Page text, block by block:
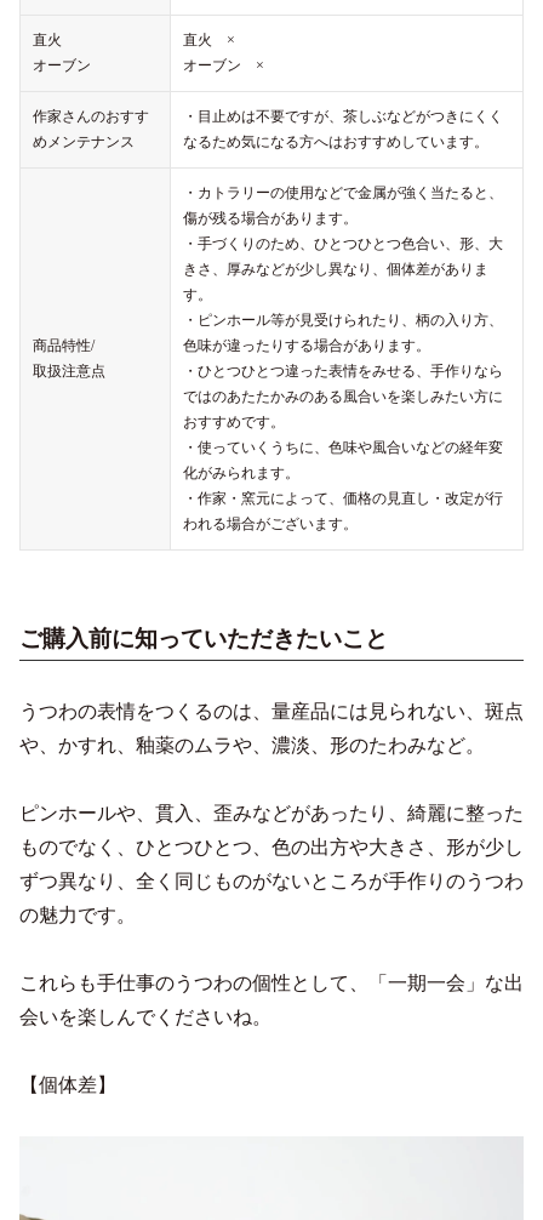
直火
オーブン
直火 ×
オーブン ×
作家さんのおすす
めメンテナンス
・目止めは不要ですが、茶しぶなどがつきにくく
なるため気になる方へはおすすめしています。
商品特性/
取扱注意点
・カトラリーの使用などで金属が強く当たると、
傷が残る場合があります。
・手づくりのため、ひとつひとつ色合い、形、大
きさ、厚みなどが少し異なり、個体差がありま
す。
・ピンホール等が見受けられたり、柄の入り方、
色味が違ったりする場合があります。
・ひとつひとつ違った表情をみせる、手作りなら
ではのあたたかみのある風合いを楽しみたい方に
おすすめです。
・使っていくうちに、色味や風合いなどの経年変
化がみられます。
・作家・窯元によって、価格の見直し・改定が行
われる場合がございます。
ご購入前に知っていただきたいこと
うつわの表情をつくるのは、量産品には見られない、斑点
や、かすれ、釉薬のムラや、濃淡、形のたわみなど。
ピンホールや、貫入、歪みなどがあったり、綺麗に整った
ものでなく、ひとつひとつ、色の出方や大きさ、形が少し
ずつ異なり、全く同じものがないところが手作りのうつわ
の魅力です。
これらも手仕事のうつわの個性として、「一期一会」な出
会いを楽しんでくださいね。
【個体差】